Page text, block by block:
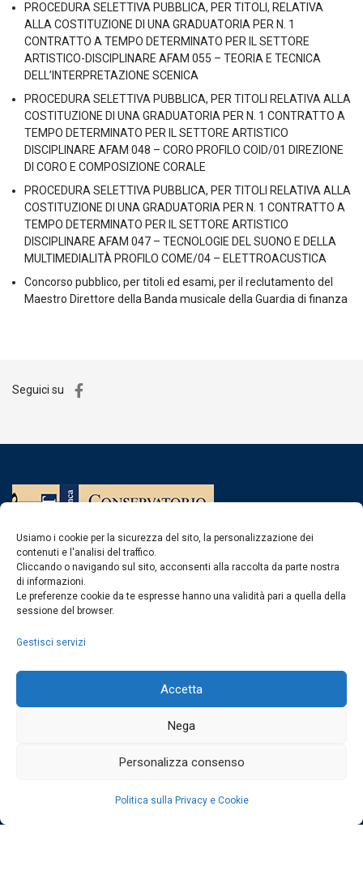
Usiamo i cookie per la sicurezza del sito, la personalizzazione dei
contenuti e l'analisi del traffico.
Cliccando o navigando sul sito, acconsenti alla raccolta da parte nostra
di informazioni.
Le preferenze cookie da te espresse hanno una validità pari a quella della
sessione del browser.
Gestisci servizi
Accetta
Nega
Personalizza consenso
Politica sulla Privacy e Cookie
PROCEDURA SELETTIVA PUBBLICA, PER TITOLI, RELATIVA
ALLA COSTITUZIONE DI UNA GRADUATORIA PER N. 1
CONTRATTO A TEMPO DETERMINATO PER IL SETTORE
ARTISTICO-DISCIPLINARE AFAM 055 – TEORIA E TECNICA
DELL’INTERPRETAZIONE SCENICA
PROCEDURA SELETTIVA PUBBLICA, PER TITOLI RELATIVA ALLA
COSTITUZIONE DI UNA GRADUATORIA PER N. 1 CONTRATTO A
TEMPO DETERMINATO PER IL SETTORE ARTISTICO
DISCIPLINARE AFAM 048 – CORO PROFILO COID/01 DIREZIONE
DI CORO E COMPOSIZIONE CORALE
PROCEDURA SELETTIVA PUBBLICA, PER TITOLI RELATIVA ALLA
COSTITUZIONE DI UNA GRADUATORIA PER N. 1 CONTRATTO A
TEMPO DETERMINATO PER IL SETTORE ARTISTICO
DISCIPLINARE AFAM 047 – TECNOLOGIE DEL SUONO E DELLA
MULTIMEDIALITÀ PROFILO COME/04 – ELETTROACUSTICA
Concorso pubblico, per titoli ed esami, per il reclutamento del
Maestro Direttore della Banda musicale della Guardia di finanza
Seguici su
Contatti
Centralino0963 375235
protocollo@pec.conservatoriovibovalentia.it